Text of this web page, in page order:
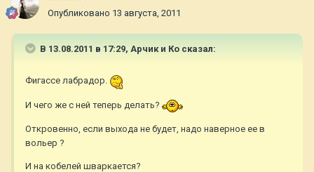
Опубликовано 13 августа, 2011
В 13.08.2011 в 17:29, Арчик и Ко сказал:
Фигассе лабрадор.
И чего же с ней теперь делать?
Откровенно, если выхода не будет, надо наверное ее в
вольер ?
И на кобелей шваркается?